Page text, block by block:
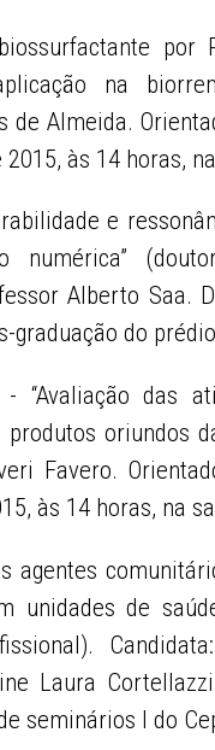
na
de Almeida.
às 14 horas,
e
numérica”
Alberto Saa.
graduação do
- “Avaliação das
oriundos
Favero.
às 14 horas, na
agentes
unidades de
Laura
seminários I do